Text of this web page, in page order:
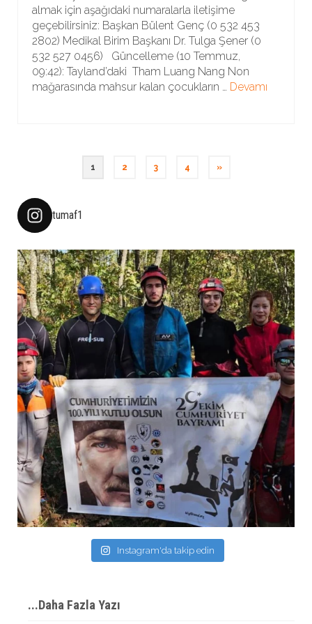
almak için aşağıdaki numaralarla iletişime
geçebilirsiniz: Başkan Bülent Genç (0 532 453
2802) Medikal Birim Başkanı Dr. Tulga Şener (0
532 527 0456) Güncelleme (10 Temmuz,
09:42): Tayland’daki Tham Luang Nang Non
mağarasında mahsur kalan çocukların … Devamı
sayfalandırması
1 2 3 4 »
tumaf1
Instagram'da takip edin
...Daha Fazla Yazı